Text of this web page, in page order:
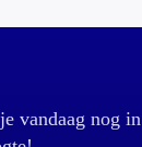
vandaag nog in